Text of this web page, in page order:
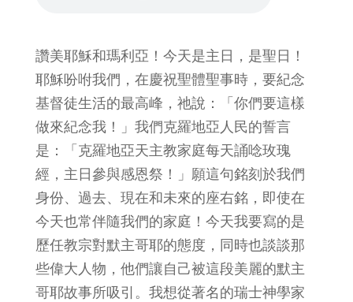
讚美耶穌和瑪利亞！今天是主日，是聖日！
耶穌吩咐我們，在慶祝聖體聖事時，要紀念
基督徒生活的最高峰，祂說：「你們要這樣
做來紀念我！」我們克羅地亞人民的誓言
是：「克羅地亞天主教家庭每天誦唸玫瑰
經，主日參與感恩祭！」願這句銘刻於我們
身份、過去、現在和未來的座右銘，即使在
今天也常伴隨我們的家庭！今天我要寫的是
歷任教宗對默主哥耶的態度，同時也談談那
些偉大人物，他們讓自己被這段美麗的默主
哥耶故事所吸引。我想從著名的瑞士神學家